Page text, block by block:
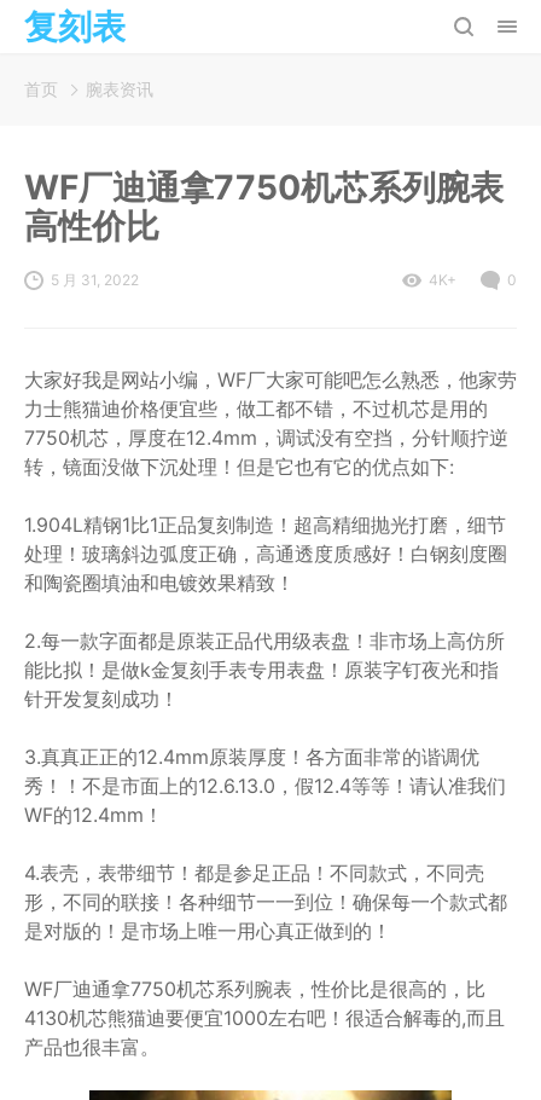
复刻表
首页 腕表资讯
WF厂迪通拿7750机芯系列腕表
高性价比
5 月 31, 2022 4K+ 0
大家好我是网站小编，WF厂大家可能吧怎么熟悉，他家劳
力士熊猫迪价格便宜些，做工都不错，不过机芯是用的
7750机芯，厚度在12.4mm，调试没有空挡，分针顺拧逆
转，镜面没做下沉处理！但是它也有它的优点如下:
1.904L精钢1比1正品复刻制造！超高精细抛光打磨，细节
处理！玻璃斜边弧度正确，高通透度质感好！白钢刻度圈
和陶瓷圈填油和电镀效果精致！
2.每一款字面都是原装正品代用级表盘！非市场上高仿所
能比拟！是做k金复刻手表专用表盘！原装字钉夜光和指
针开发复刻成功！
3.真真正正的12.4mm原装厚度！各方面非常的谐调优
秀！！不是市面上的12.6.13.0，假12.4等等！请认准我们
WF的12.4mm！
4.表壳，表带细节！都是参足正品！不同款式，不同壳
形，不同的联接！各种细节一一到位！确保每一个款式都
是对版的！是市场上唯一用心真正做到的！
WF厂迪通拿7750机芯系列腕表，性价比是很高的，比
4130机芯熊猫迪要便宜1000左右吧！很适合解毒的,而且
产品也很丰富。